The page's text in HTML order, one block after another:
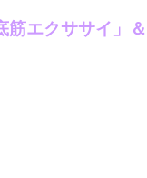
エクササイ」